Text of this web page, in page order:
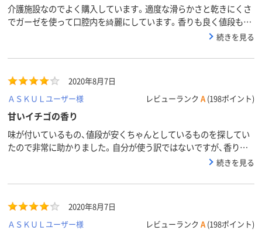
介護施設なのでよく購入しています。適度な滑らかさと乾きにくさ
でガーゼを使って口腔内を綺麗にしています。香りも良く値段も他
続きを見る
2020年8月7日
ＡＳＫＵＬユーザー様
レビューランク A (198ポイント)
甘いイチゴの香り
味が付いているもの、値段が安くちゃんとしているものを探してい
たので非常に助かりました。自分が使う訳ではないですが、香りは
結構強め、甘いイチゴの香り（スッキリ系ではなく人工感がすごいで
続きを見る
2020年8月7日
ＡＳＫＵＬユーザー様
レビューランク A (198ポイント)